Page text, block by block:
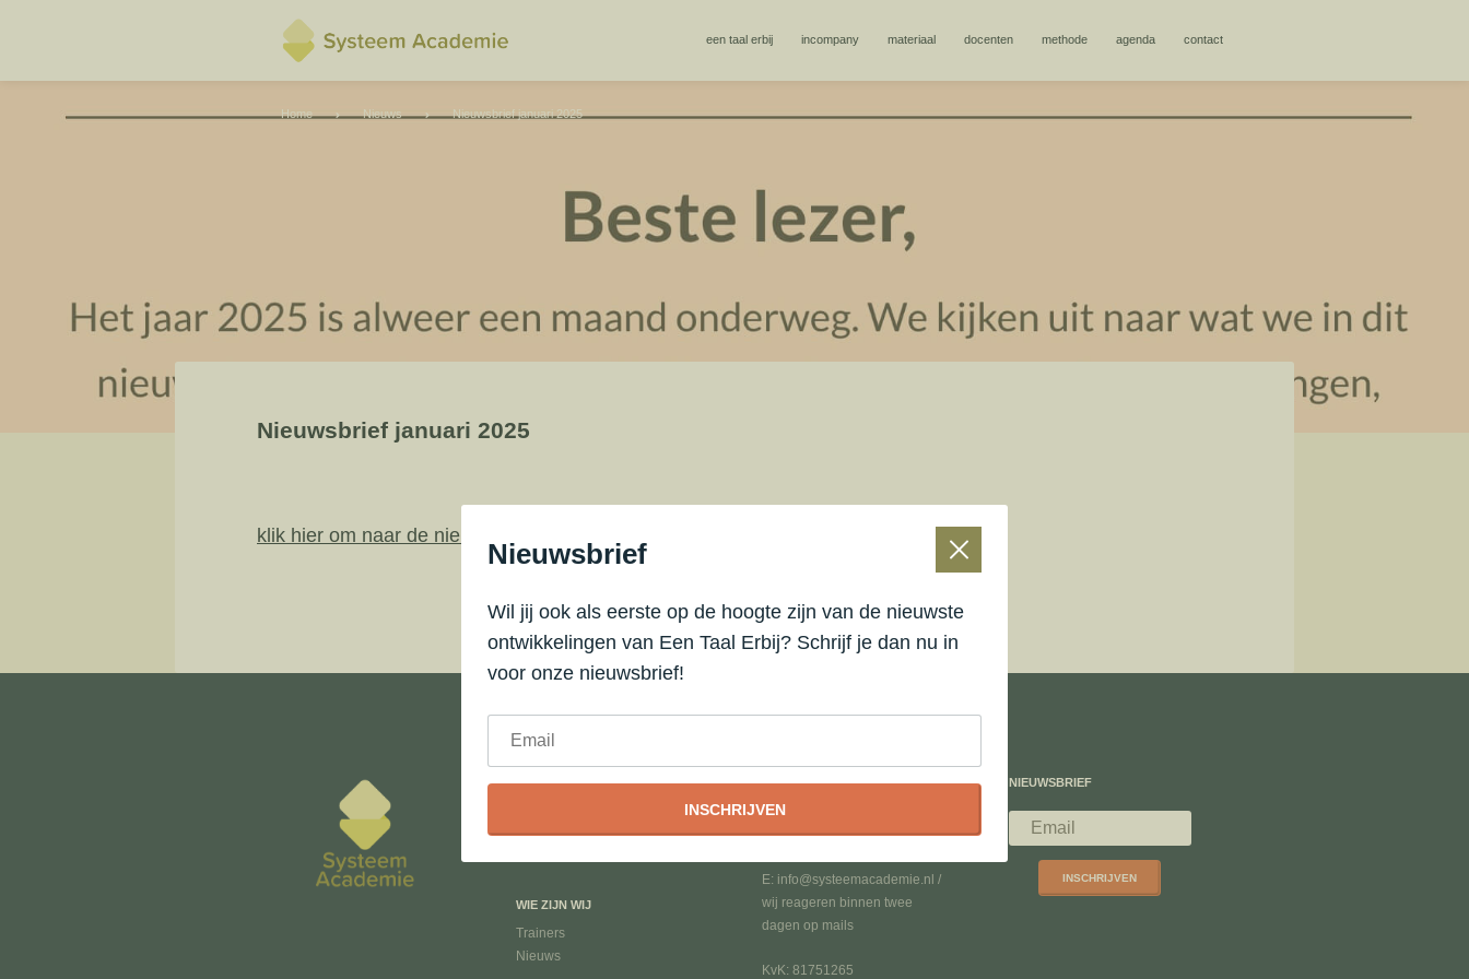
een taal erbij incompany materiaal docenten methode agenda contact
Home Nieuws Nieuwsbrief januari 2025
Nieuwsbrief januari 2025
klik hier om naar de nieuwsbrief te gaan
Nieuwsbrief
Wil jij ook als eerste op de hoogte zijn van de nieuwste
ontwikkelingen van Een Taal Erbij? Schrijf je dan nu in
voor onze nieuwsbrief!
INSCHRIJVEN
WAT DOEN WIJ
Systeemopleiding
WIE ZIJN WIJ
Trainers
Nieuws
CONTACTGEGEVENS
Libau-eiland 123
1014 ZK Amsterdam
E: info@systeemacademie.nl /
wij reageren binnen twee
dagen op mails
KvK: 81751265
NIEUWSBRIEF
INSCHRIJVEN